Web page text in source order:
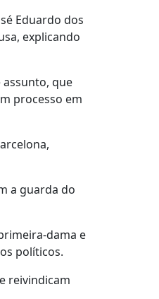
Eduardo dos
explicando
que
processo em
a guarda do
dama e
políticos.
reivindicam